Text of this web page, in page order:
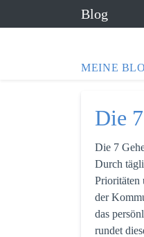
Blog
MEINE
Die
Die 7
Durch
Prioritäten
der
das
rundet